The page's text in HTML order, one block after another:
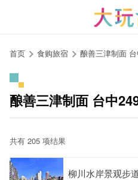
首页 食购旅宿 酿善三津制面
酿善三津制面 台中
共有 205 项结果
柳川水岸景观步